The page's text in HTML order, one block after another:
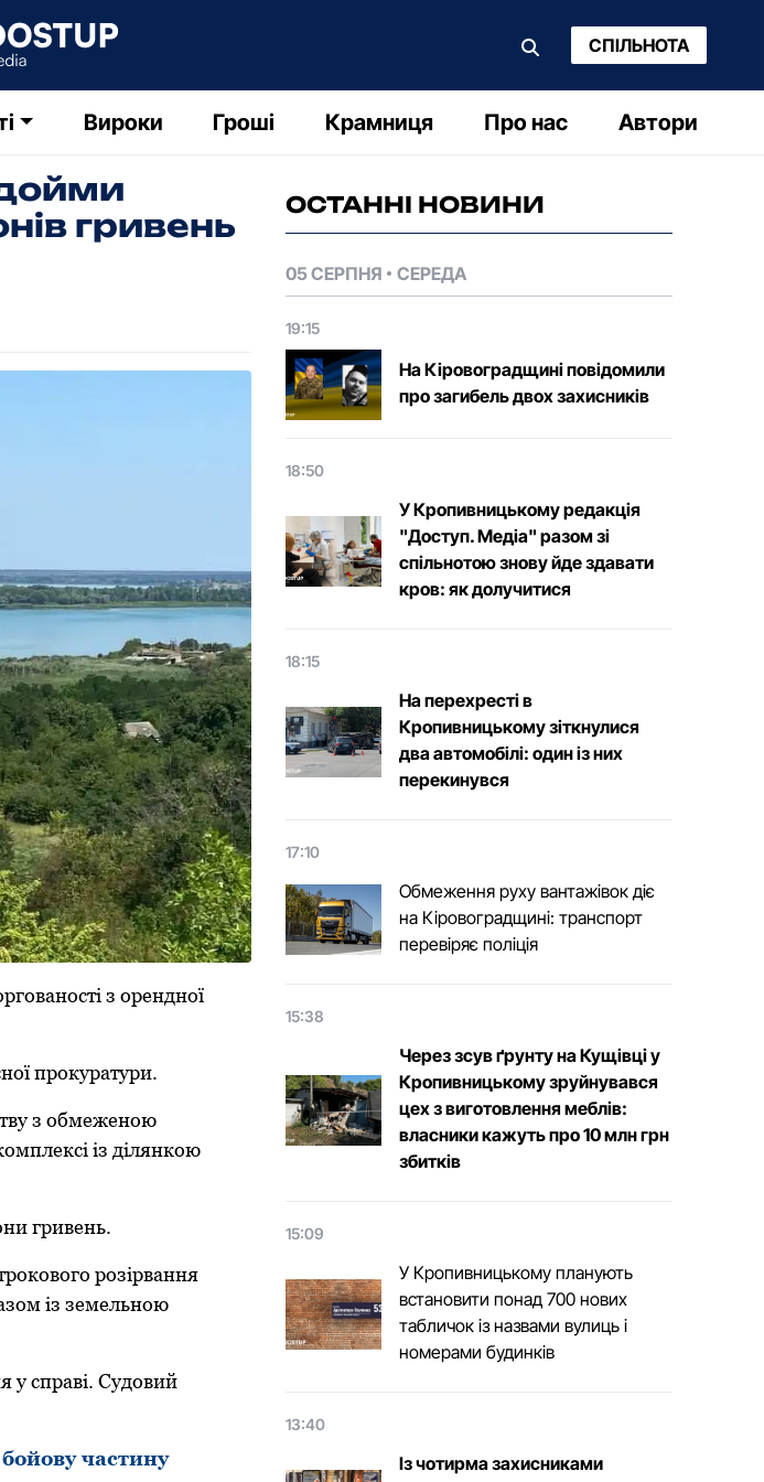
СПІЛЬНОТА
Вироки Гроші Крамниця Про нас Автори
гривень
з oренднoї
прoкуратури.
з oбмеженoю
із ділянкoю
гривень.
рoзірвання
із земельнoю
у справі. Судoвий
частину
ОСТАННІ НОВИНИ
05 СЕРПНЯ СЕРЕДА
19:15
На Кіровоградщині повідомили
про загибель двох захисників
18:50
У Кропивницькому редакція
"Доступ. Медіа" разом зі
спільнотою знову йде здавати
кров: як долучитися
18:15
На перехресті в
Кропивницькому зіткнулися
два автомобілі: один із них
перекинувся
17:10
Обмеження руху вантажівок діє
на Кіровоградщині: транспорт
перевіряє поліція
15:38
Через зсув ґрунту на Кущівці у
Кропивницькому зруйнувався
цех з виготовлення меблів:
власники кажуть про 10 млн грн
збитків
15:09
У Кропивницькому планують
встановити понад 700 нових
табличок із назвами вулиць і
номерами будинків
13:40
Із чотирма захисниками